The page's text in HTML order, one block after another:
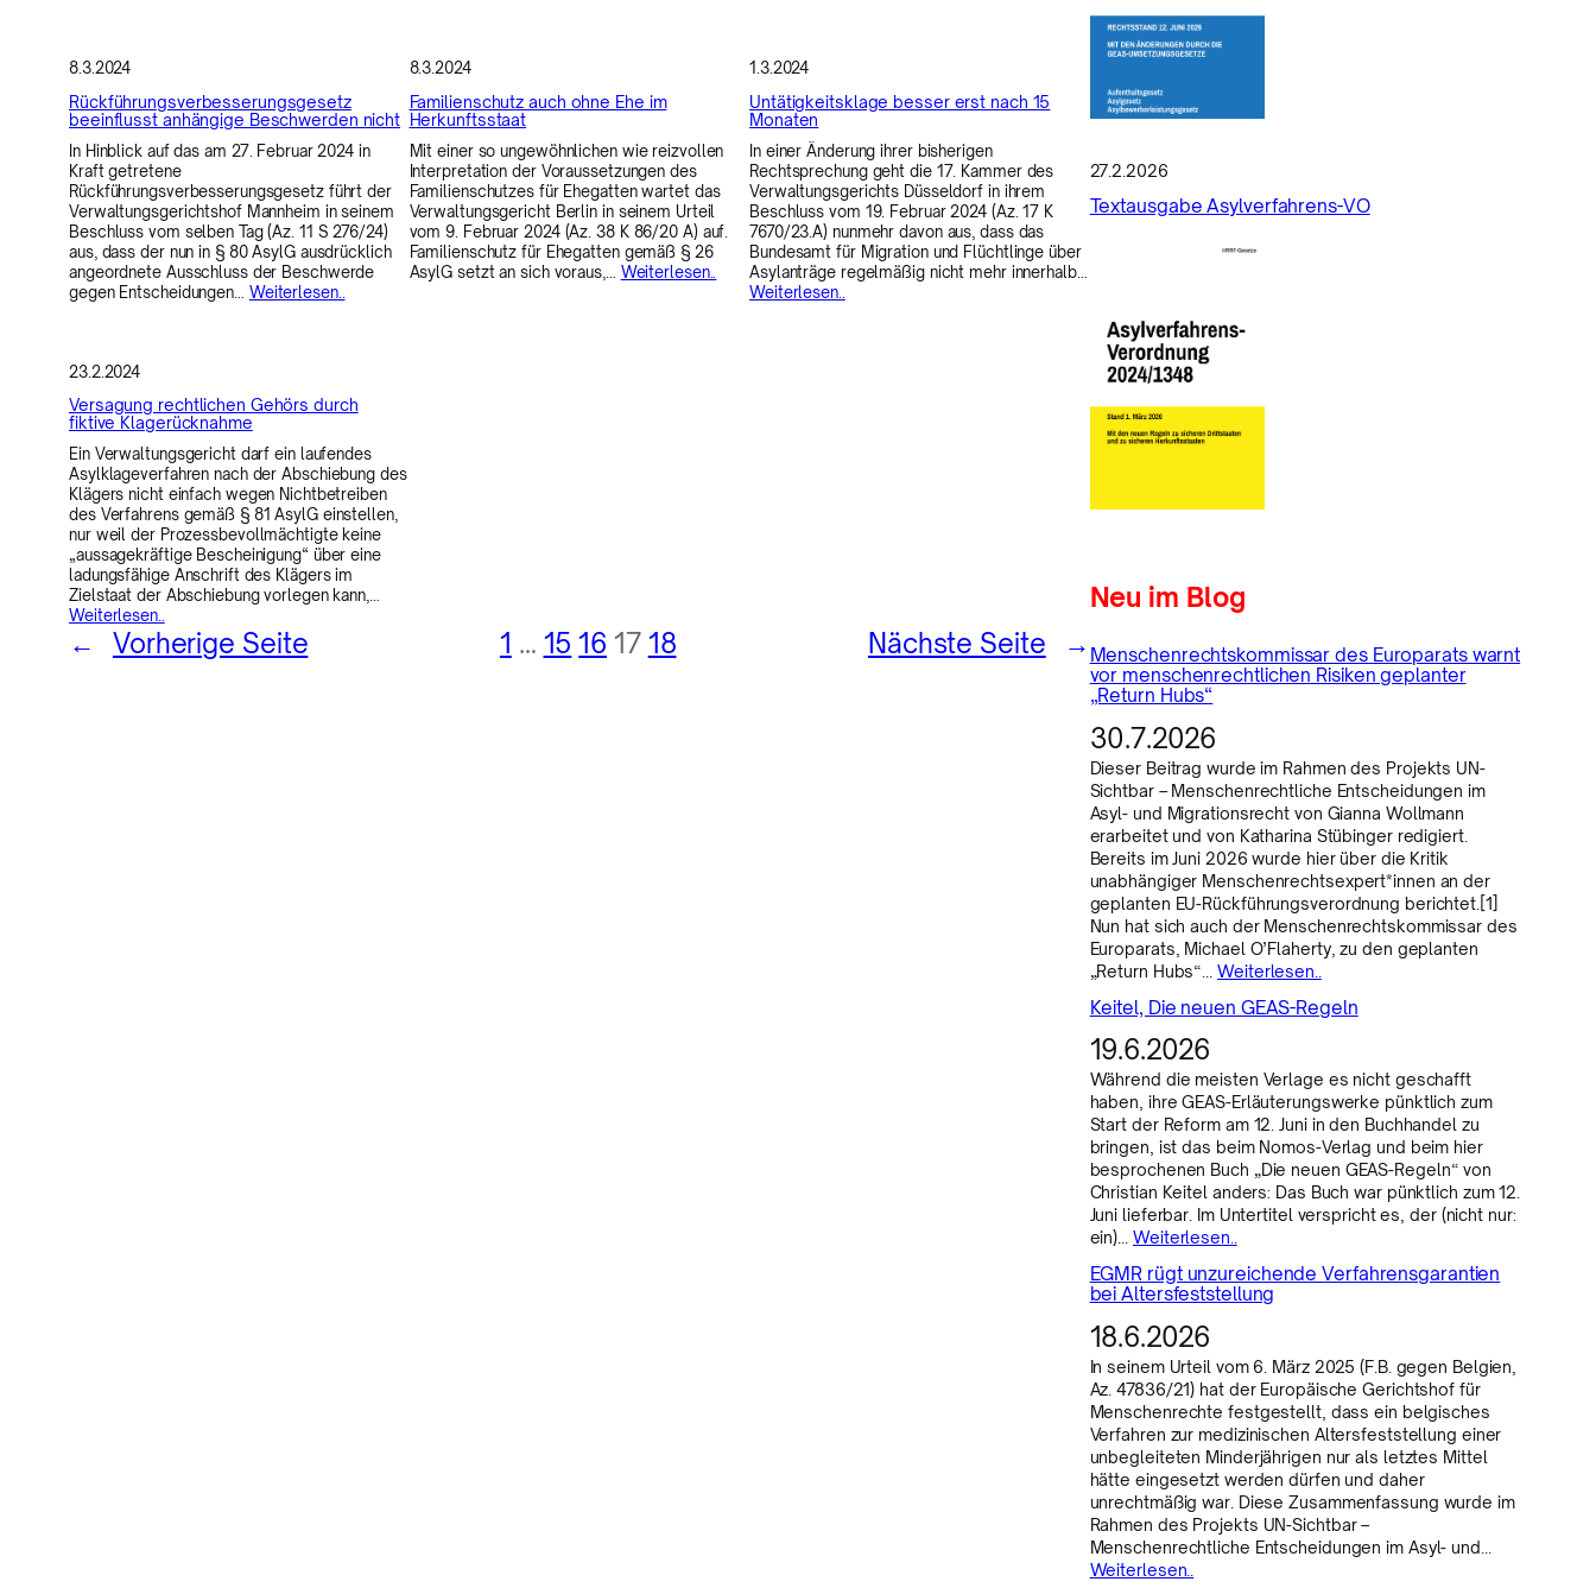
8.3.2024
Rückführungsverbesserungsgesetz
beeinflusst anhängige Beschwerden nicht
In Hinblick auf das am 27. Februar 2024 in
Kraft getretene
Rückführungsverbesserungsgesetz führt der
Verwaltungsgerichtshof Mannheim in seinem
Beschluss vom selben Tag (Az. 11 S 276/24)
aus, dass der nun in § 80 AsylG ausdrücklich
angeordnete Ausschluss der Beschwerde
gegen Entscheidungen… Weiterlesen..
8.3.2024
Familienschutz auch ohne Ehe im
Herkunftsstaat
Mit einer so ungewöhnlichen wie reizvollen
Interpretation der Voraussetzungen des
Familienschutzes für Ehegatten wartet das
Verwaltungsgericht Berlin in seinem Urteil
vom 9. Februar 2024 (Az. 38 K 86/20 A) auf.
Familienschutz für Ehegatten gemäß § 26
AsylG setzt an sich voraus,… Weiterlesen..
1.3.2024
Untätigkeitsklage besser erst nach 15
Monaten
In einer Änderung ihrer bisherigen
Rechtsprechung geht die 17. Kammer des
Verwaltungsgerichts Düsseldorf in ihrem
Beschluss vom 19. Februar 2024 (Az. 17 K
7670/23.A) nunmehr davon aus, dass das
Bundesamt für Migration und Flüchtlinge über
Asylanträge regelmäßig nicht mehr innerhalb…
Weiterlesen..
23.2.2024
Versagung rechtlichen Gehörs durch
fiktive Klagerücknahme
Ein Verwaltungsgericht darf ein laufendes
Asylklageverfahren nach der Abschiebung des
Klägers nicht einfach wegen Nichtbetreiben
des Verfahrens gemäß § 81 AsylG einstellen,
nur weil der Prozessbevollmächtigte keine
„aussagekräftige Bescheinigung“ über eine
ladungsfähige Anschrift des Klägers im
Zielstaat der Abschiebung vorlegen kann,…
Weiterlesen..
← Vorherige Seite 1 … 15 16 17 18 Nächste Seite →
27.2.2026
Textausgabe Asylverfahrens-VO
Neu im Blog
Menschenrechtskommissar des Europarats warnt
vor menschenrechtlichen Risiken geplanter
„Return Hubs“
30.7.2026
Dieser Beitrag wurde im Rahmen des Projekts UN-
Sichtbar – Menschenrechtliche Entscheidungen im
Asyl- und Migrationsrecht von Gianna Wollmann
erarbeitet und von Katharina Stübinger redigiert.
Bereits im Juni 2026 wurde hier über die Kritik
unabhängiger Menschenrechtsexpert*innen an der
geplanten EU-Rückführungsverordnung berichtet.[1]
Nun hat sich auch der Menschenrechtskommissar des
Europarats, Michael O’Flaherty, zu den geplanten
„Return Hubs“…Weiterlesen..
Keitel, Die neuen GEAS-Regeln
19.6.2026
Während die meisten Verlage es nicht geschafft
haben, ihre GEAS-Erläuterungswerke pünktlich zum
Start der Reform am 12. Juni in den Buchhandel zu
bringen, ist das beim Nomos-Verlag und beim hier
besprochenen Buch „Die neuen GEAS-Regeln“ von
Christian Keitel anders: Das Buch war pünktlich zum 12.
Juni lieferbar. Im Untertitel verspricht es, der (nicht nur:
ein)… Weiterlesen..
EGMR rügt unzureichende Verfahrensgarantien
bei Altersfeststellung
18.6.2026
In seinem Urteil vom 6. März 2025 (F.B. gegen Belgien,
Az. 47836/21) hat der Europäische Gerichtshof für
Menschenrechte festgestellt, dass ein belgisches
Verfahren zur medizinischen Altersfeststellung einer
unbegleiteten Minderjährigen nur als letztes Mittel
hätte eingesetzt werden dürfen und daher
unrechtmäßig war. Diese Zusammenfassung wurde im
Rahmen des Projekts UN-Sichtbar –
Menschenrechtliche Entscheidungen im Asyl- und…
Weiterlesen..